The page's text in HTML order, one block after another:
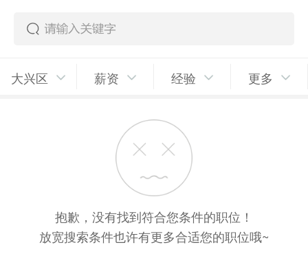
大兴区 薪资 经验 更多
抱歉，没有找到符合您条件的职位！
放宽搜索条件也许有更多合适您的职位哦~